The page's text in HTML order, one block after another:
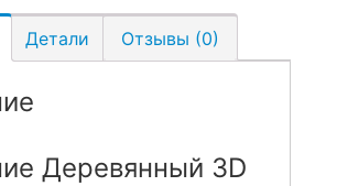
Детали Отзывы (0)
Деревянный 3D